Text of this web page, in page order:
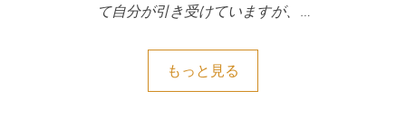
て自分が引き受けていますが、…
もっと見る